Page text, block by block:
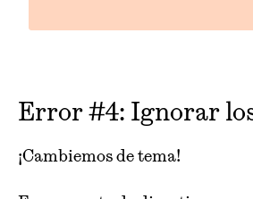
Error #4: Ignorar
¡Cambiemos de tema!